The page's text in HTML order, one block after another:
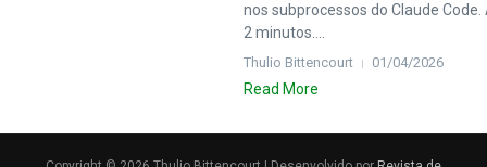
nos subprocessos do Claude
2 minutos....
Thulio Bittencourt 01/04/2026
Read More